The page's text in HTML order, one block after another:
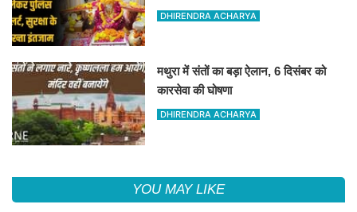
तैयारियां पूरी
DHIRENDRA ACHARYA
मथुरा में संतों का बड़ा ऐलान, 6 दिसंबर को
कारसेवा की घोषणा
DHIRENDRA ACHARYA
YOU MAY LIKE